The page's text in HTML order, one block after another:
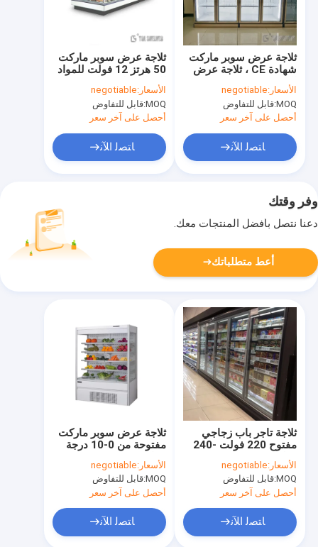
ثلاجة عرض سوبر ماركت
50 هرتز 12 فولت للمواد
المطلية بلون اللحم
الأسعار:negotiable
MOQ: قابل للتفاوض
أحصل على آخر سعر
ﺎﺘﺼﻟ ﺍﻶﻧ
ثلاجة عرض سوبر ماركت
شهادة CE ، ثلاجة عرض
التجزئة 780L-1980L
الأسعار:negotiable
MOQ: قابل للتفاوض
أحصل على آخر سعر
ﺎﺘﺼﻟ ﺍﻶﻧ
وفر وقتك
دعنا نتصل بأفضل المنتجات معك.
أعط متطلباتك
ثلاجة عرض سوبر ماركت
مفتوحة من 0-10 درجة
حرارة بتردد 50 هرتز
الأسعار:negotiable
MOQ: قابل للتفاوض
أحصل على آخر سعر
ﺎﺘﺼﻟ ﺍﻶﻧ
ثلاجة تاجر باب زجاجي
مفتوح 220 فولت -240
ارتفاع
الأسعار:negotiable
MOQ: قابل للتفاوض
أحصل على آخر سعر
ﺎﺘﺼﻟ ﺍﻶﻧ